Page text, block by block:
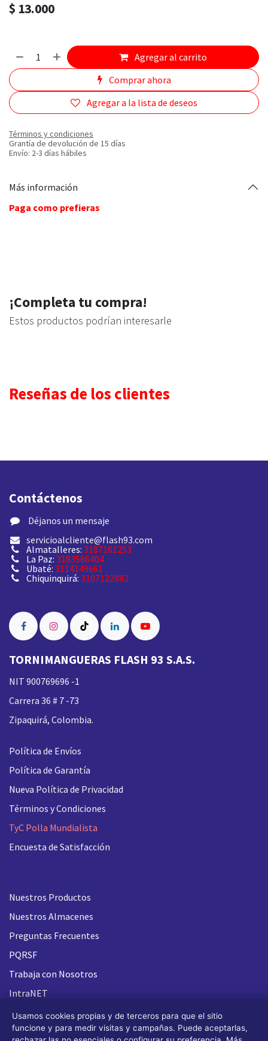
$ 13.000
Agregar al carrito
Comprar ahora
Agregar a la lista de deseos
Términos y condiciones
Grantía de devolución de 15 días
Envío: 2-3 días hábiles
Más información
Paga como prefieras
¡Completa tu compra!
Estos productos podrían interesarle
Reseñas de los clientes
Contáctenos
​ Déjanos un mensaje
servicioalcliente@flash93.com
Almatalleres: 3187161253
La Paz: 3183586404
Ubaté: 3114149661
Chiquinquirá: 3107122882
TORNIMANGUERAS FLASH 93 S.A.S.
NIT 900769696 -1
Carrera 36 # 7 -73
Zipaquirá, Colombia.
Política de Envíos
Política de Garantía
Nueva Política de Privacidad
Términos y Condiciones
TyC Polla Mundialista
Encuesta de Satisfacción
Nuestros Productos
Nuestros Almacenes
Preguntas Frecuentes
PQRSF
Trabaja con Nosotros
IntraNET
Usamos cookies propias y de terceros para que el sitio
funcione y para medir visitas y campañas. Puede aceptarlas,